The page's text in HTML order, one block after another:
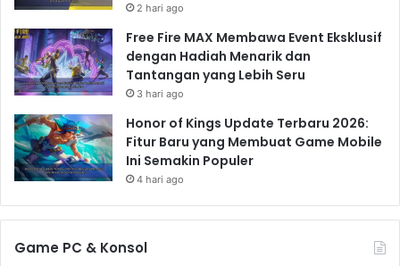
2 hari ago
Free Fire MAX Membawa Event Eksklusif
dengan Hadiah Menarik dan
Tantangan yang Lebih Seru
3 hari ago
Honor of Kings Update Terbaru 2026:
Fitur Baru yang Membuat Game Mobile
Ini Semakin Populer
4 hari ago
Game PC & Konsol